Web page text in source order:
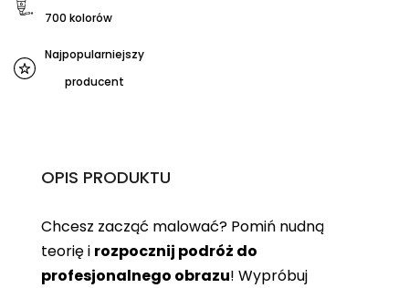
700 kolorów
Najpopularniejszy
producent
OPIS PRODUKTU
Chcesz zacząć malować? Pomiń nudną
teorię i rozpocznij podróż do
profesjonalnego obrazu! Wypróbuj